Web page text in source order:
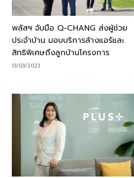
พลัสฯ จับมือ Q-CHANG ส่งผู้ช่วย
ประจำบ้าน มอบบริการล้างแอร์และ
สิทธิพิเศษถึงลูกบ้านโครงการ
13/03/2023